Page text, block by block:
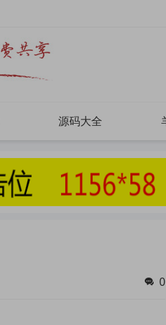
源码大全
0